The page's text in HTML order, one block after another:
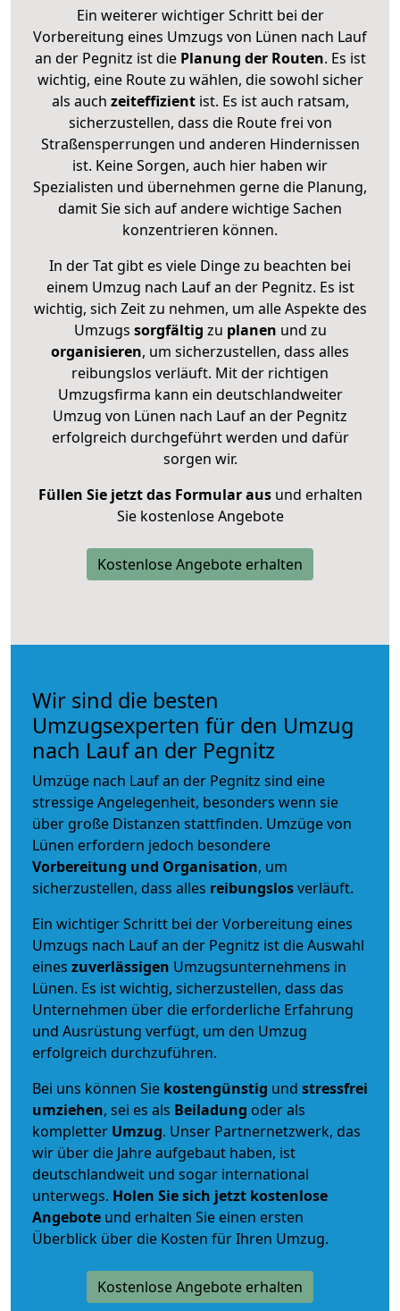
Ein weiterer wichtiger Schritt bei der
Vorbereitung eines Umzugs von Lünen nach Lauf
an der Pegnitz ist diePlanung der Routen. Es ist
wichtig, eine Route zu wählen, die sowohl sicher
als auch zeiteffizientist. Es ist auch ratsam,
sicherzustellen, dass die Route frei von
Straßensperrungen und anderen Hindernissen
ist. Keine Sorgen, auch hier haben wir
Spezialisten und übernehmen gerne die Planung,
damit Sie sich auf andere wichtige Sachen
konzentrieren können.
In der Tat gibt es viele Dinge zu beachten bei
einem Umzug nach Lauf an der Pegnitz. Es ist
wichtig, sich Zeit zu nehmen, um alle Aspekte des
Umzugs sorgfältig zu planen und zu
organisieren, um sicherzustellen, dass alles
reibungslos verläuft. Mit der richtigen
Umzugsfirma kann ein deutschlandweiter
Umzug von Lünen nach Lauf an der Pegnitz
erfolgreich durchgeführt werden und dafür
sorgen wir.
Füllen Sie jetzt das Formular ausund erhalten
Sie kostenlose Angebote
Kostenlose Angebote erhalten
Wir sind die besten
Umzugsexperten für den Umzug
nach Lauf an der Pegnitz
Umzüge nach Lauf an der Pegnitz sind eine
stressige Angelegenheit, besonders wenn sie
über große Distanzen stattfinden. Umzüge von
Lünen erfordern jedoch besondere
Vorbereitung und Organisation, um
sicherzustellen, dass alles reibungslosverläuft.
Ein wichtiger Schritt bei der Vorbereitung eines
Umzugs nach Lauf an der Pegnitz ist die Auswahl
eines zuverlässigen Umzugsunternehmens in
Lünen. Es ist wichtig, sicherzustellen, dass das
Unternehmen über die erforderliche Erfahrung
und Ausrüstung verfügt, um den Umzug
erfolgreich durchzuführen.
Bei uns können Sie kostengünstig und stressfrei
umziehen, sei es als Beiladung oder als
kompletter Umzug. Unser Partnernetzwerk, das
wir über die Jahre aufgebaut haben, ist
deutschlandweit und sogar international
unterwegs. Holen Sie sich jetzt kostenlose
Angebote und erhalten Sie einen ersten
Überblick über die Kosten für Ihren Umzug.
Kostenlose Angebote erhalten